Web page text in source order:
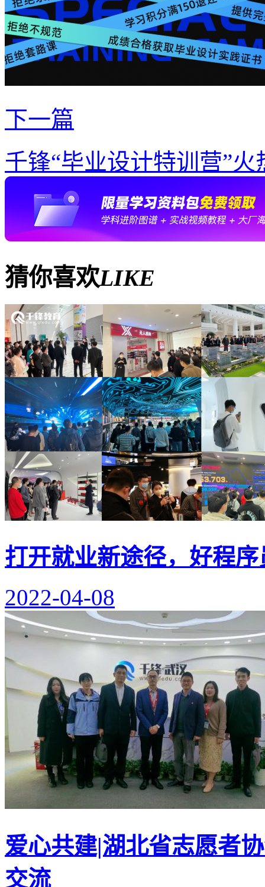
下一篇
千锋“毕业设计特训营”火
猜你喜欢LIKE
打开就业新途径，好程
2022-04-08
爱心共建|湖北省志愿者
交流